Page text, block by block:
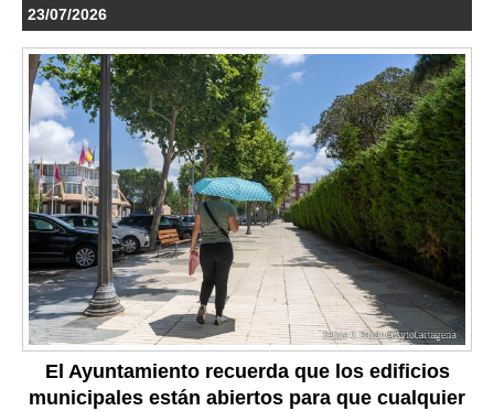
23/07/2026
El Ayuntamiento recuerda que los edificios
municipales están abiertos para que cualquier